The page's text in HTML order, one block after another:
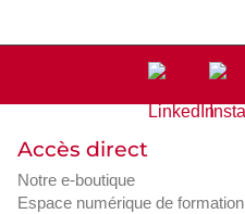
Accès direct
Notre e-boutique
Espace numérique de formation